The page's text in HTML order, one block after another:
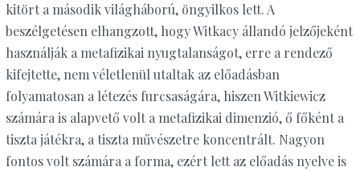
kitört a második világháború, öngyilkos lett. A
beszélgetésen elhangzott, hogy Witkacy állandó jelzőjeként
használják a metafizikai nyugtalanságot, erre a rendező
kifejtette, nem véletlenül utaltak az előadásban
folyamatosan a létezés furcsaságára, hiszen Witkiewicz
számára is alapvető volt a metafizikai dimenzió, ő főként a
tiszta játékra, a tiszta művészetre koncentrált. Nagyon
fontos volt számára a forma, ezért lett az előadás nyelve is